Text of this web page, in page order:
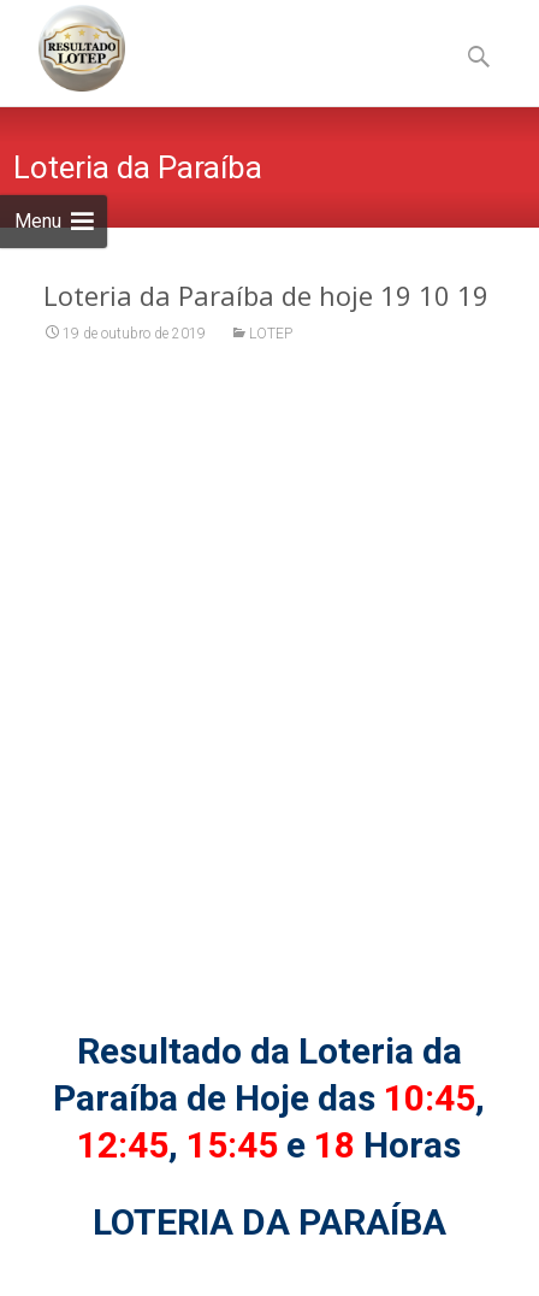
Menu
to
content
por:
Loteria da Paraíba
Loteria da Paraíba de hoje 19 10 19
19 de outubro de 2019 LOTEP
Resultado da Loteria da
Paraíba de Hoje das 10:45,
12:45, 15:45 e 18 Horas
LOTERIA DA PARAÍBA